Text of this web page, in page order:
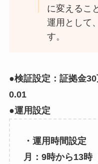
に変えるこ
運用として
す。
●検証設定：証拠金
0.01
●運用設定
・運用時間設定
月：9時から13時